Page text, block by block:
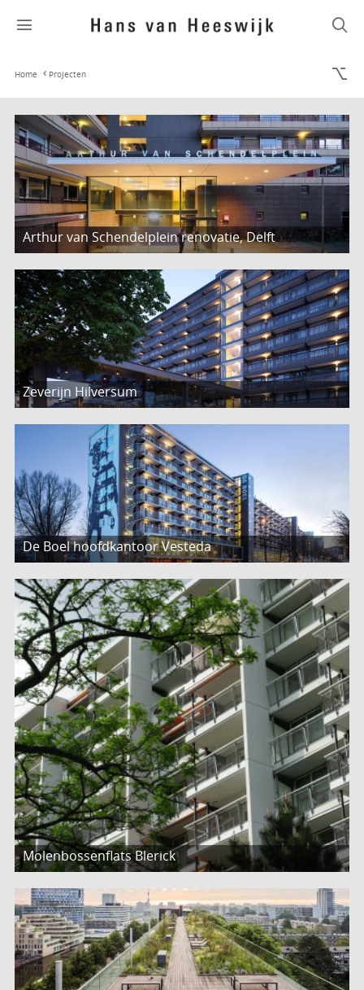
Home Projecten
Arthur van Schendelplein renovatie, Delft
Zeverijn Hilversum
De Boel hoofdkantoor Vesteda
Molenbossenflats Blerick